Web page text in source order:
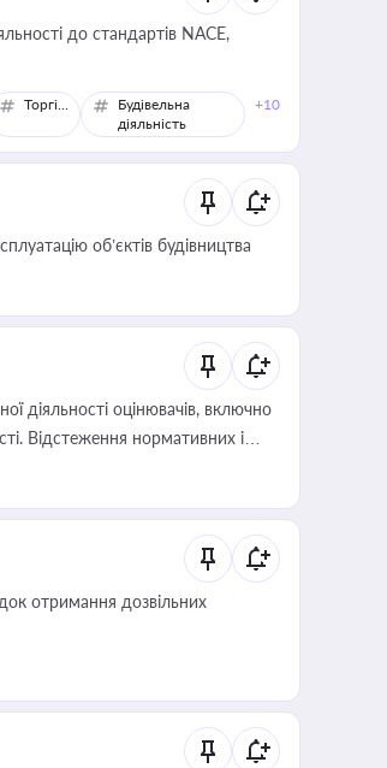
до стандартів NACE,
Торгівля
Будівельна
діяльність
+10
об’єктів будівництва
діяльності оцінювачів, включно
Відстеження нормативних і
час оподаткування,
діяльності
отримання дозвільних